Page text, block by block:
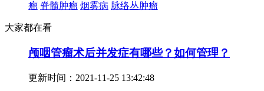
瘤 脊髓肿瘤 烟雾病 脉络丛肿瘤
大家都在看
颅咽管瘤术后并发症有哪些？如何管理？
更新时间： 2021-11-25 13:42:48